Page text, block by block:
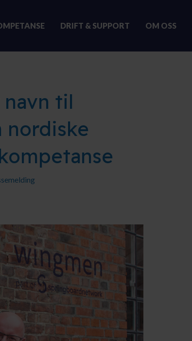
DRIFT & SUPPORT OM OSS
til
nordiske